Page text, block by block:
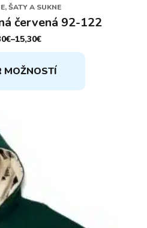
ŠATY A SUKNE
červená 92-122
€–15,30€
PRICE
RANGE:
THROUGH
MOŽNOSTÍ